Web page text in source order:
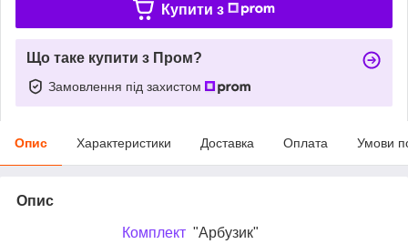
Купити з
Що таке купити з Пром?
Замовлення під захистом
Опис Характеристики Доставка Оплата Умови
Опис
Комплект "Арбузик"